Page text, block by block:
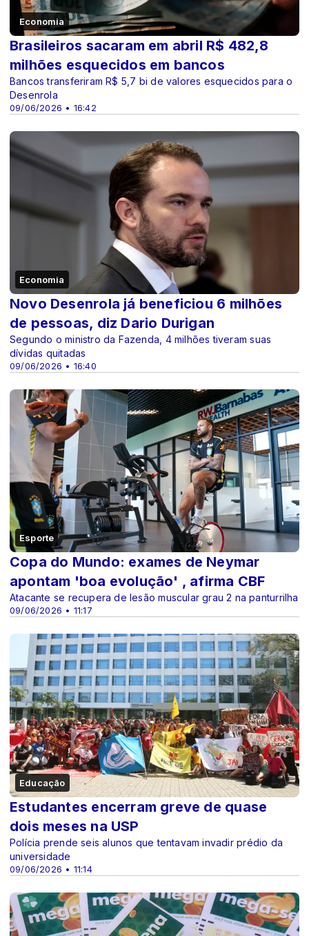
Economia
09/06/2026 • 16:42
Brasileiros sacaram em abril R$ 482,8
milhões esquecidos em bancos
Bancos transferiram R$ 5,7 bi de valores esquecidos para o
Desenrola
Economia
09/06/2026 • 16:40
Novo Desenrola já beneficiou 6 milhões
de pessoas, diz Dario Durigan
Segundo o ministro da Fazenda, 4 milhões tiveram suas
dívidas quitadas
Esporte
09/06/2026 • 11:17
Copa do Mundo: exames de Neymar
apontam 'boa evolução' , afirma CBF
Atacante se recupera de lesão muscular grau 2 na panturrilha
Educação
09/06/2026 • 11:14
Estudantes encerram greve de quase
dois meses na USP
Polícia prende seis alunos que tentavam invadir prédio da
universidade